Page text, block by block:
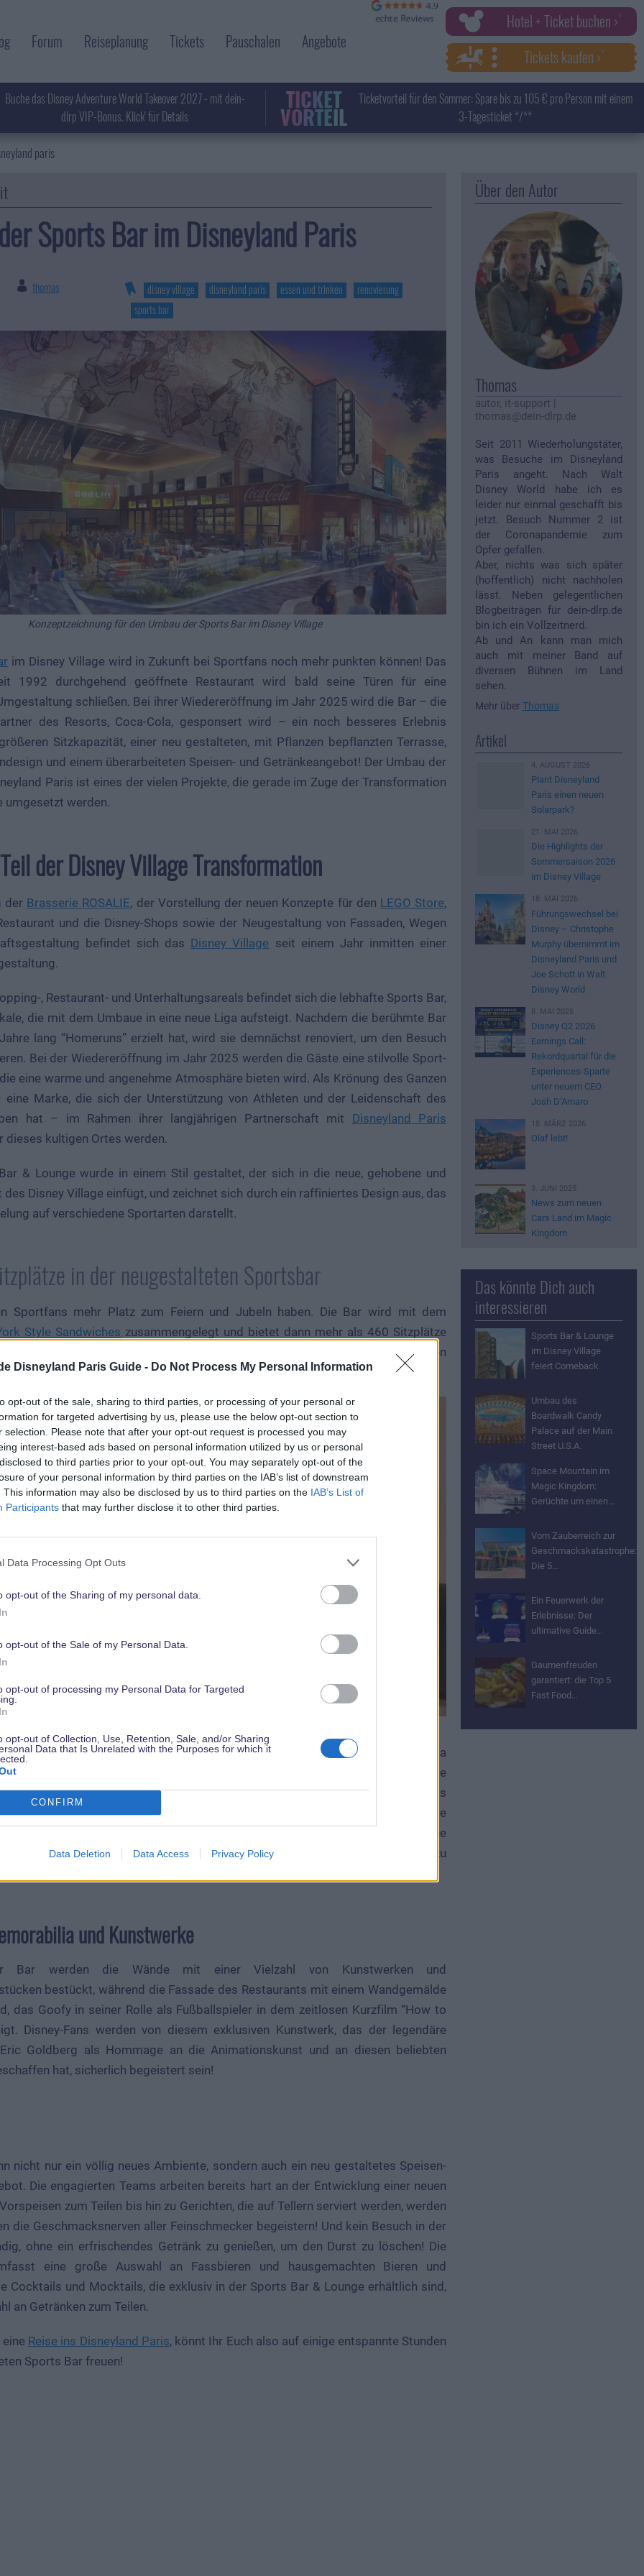
Disneyland Paris Guide - Do Not Process My Personal Information
opt-out of the sale, sharing to third parties, or processing of your personal or
for targeted advertising by us, please use the below opt-out section to
selection. Please note that after your opt-out request is processed you may
interest-based ads based on personal information utilized by us or personal
to third parties prior to your opt-out. You may separately opt-out of the
of your personal information by third parties on the IAB’s list of downstream
This information may also be disclosed by us to third parties on the IAB’s List of
Participants that may further disclose it to other third parties.
Data Processing Opt Outs
opt-out of the Sharing of my personal data.
opt-out of the Sale of my Personal Data.
opt-out of processing my Personal Data for Targeted
opt-out of Collection, Use, Retention, Sale, and/or Sharing
Data that Is Unrelated with the Purposes for which it
CONFIRM
Data Deletion Data Access Privacy Policy
Forum Reiseplanung Tickets Pauschalen Angebote
Hotel + Ticket buchen ›
Tickets kaufen ›
Buche das Disney Adventure World Takeover 2027 - mit dein-
dlrp VIP-Bonus. Klick' für Details
TICKET
VORTEIL
Ticketvorteil für den Sommer: Spare bis zu 105 € pro Person mit einem
3-Tagesticket */**
paris
Sports Bar im Disneyland Paris
thomas disney village disneyland paris essen und trinken
renovierung
sports bar
Konzeptzeichnung für den Umbau der Sports Bar im Disney Village
im Disney Village wird in Zukunft bei Sportfans noch mehr punkten können! Das
1992 durchgehend geöffnete Restaurant wird bald seine Türen für eine
schließen. Bei ihrer Wiedereröffnung im Jahr 2025 wird die Bar – die
des Resorts, Coca-Cola, gesponsert wird – ein noch besseres Erlebnis
Sitzkapazität, einer neu gestalteten, mit Pflanzen bepflanzten Terrasse,
und einem überarbeiteten Speisen- und Getränkeangebot! Der Umbau der
Paris ist eines der vielen Projekte, die gerade im Zuge der Transformation
umgesetzt werden.
der Disney Village Transformation
der Brasserie ROSALIE, der Vorstellung der neuen Konzepte für den LEGO Store,
und die Disney-Shops sowie der Neugestaltung von Fassaden, Wegen
befindet sich das Disney Village seit einem Jahr inmitten einer
, Restaurant- und Unterhaltungsareals befindet sich die lebhafte Sports Bar,
die mit dem Umbaue in eine neue Liga aufsteigt. Nachdem die berühmte Bar
lang “Homeruns” erzielt hat, wird sie demnächst renoviert, um den Besuch
Bei der Wiedereröffnung im Jahr 2025 werden die Gäste eine stilvolle Sport-
eine warme und angenehme Atmosphäre bieten wird. Als Krönung des Ganzen
eine Marke, die sich der Unterstützung von Athleten und der Leidenschaft des
hat – im Rahmen ihrer langjährigen Partnerschaft mit Disneyland Paris
dieses kultigen Ortes werden.
& Lounge wurde in einem Stil gestaltet, der sich in die neue, gehobene und
Disney Village einfügt, und zeichnet sich durch ein raffiniertes Design aus, das
auf verschiedene Sportarten darstellt.
in der neugestalteten Sportsbar
Sportfans mehr Platz zum Feiern und Jubeln haben. Die Bar wird mit dem
Style Sandwiches zusammengelegt und bietet dann mehr als 460 Sitzplätze
sowie daneben auch Stehtische und Bistrostühle, einen Lounge-Bereich und einen
Veranstaltungen reserviert werden kann.
Bar im Disneyland Paris wird sich auch auf den Außenbereich erstrecken, da
in einen mit Pflanzen bepflanzten Innenhof umgewandelt wird, der auf die
Lokals ausgerichtet ist. Wenn die Gäste draußen sitzen, können sie nicht nur das
das durch die transparente Decke dringt, und die großen Sportereignisse
der Großbildleinwand übertragen werden, sondern sie haben durch die moderne
auch die Möglichkeit, die lebhafte Atmosphäre im Inneren der Bar zu
und Kunstwerke
Bar werden die Wände mit einer Vielzahl von Kunstwerken und
bestückt, während die Fassade des Restaurants mit einem Wandgemälde
das Goofy in seiner Rolle als Fußballspieler in dem zeitlosen Kurzfilm “How to
Disney-Fans werden von diesem exklusiven Kunstwerk, das der legendäre
Goldberg als Hommage an die Animationskunst und an diesen beliebten
hat, sicherlich begeistert sein!
nicht nur ein völlig neues Ambiente, sondern auch ein neu gestaltetes Speisen-
Die engagierten Teams arbeiten bereits hart an der Entwicklung einer neuen
zum Teilen bis hin zu Gerichten, die auf Tellern serviert werden, werden
die Geschmacksnerven aller Feinschmecker begeistern! Und kein Besuch in der
ohne ein erfrischendes Getränk zu genießen, um den Durst zu löschen! Die
eine große Auswahl an Fassbieren und hausgemachten Bieren und
Cocktails und Mocktails, die exklusiv in der Sports Bar & Lounge erhältlich sind,
an Getränken zum Teilen.
Reise ins Disneyland Paris, könnt Ihr Euch also auf einige entspannte Stunden
Sports Bar freuen!
Über den Autor
Thomas
autor, it-support
thomas@dein-dlrp.de
Seit 2011 Wiederholungstäter,
was Besuche im Disneyland
Paris angeht. Nach Walt
Disney World habe ich es
leider nur einmal geschafft bis
jetzt. Besuch Nummer 2 ist
der Coronapandemie zum
Opfer gefallen.
Aber, nichts was sich später
(hoffentlich) nicht nachholen
lässt. Neben gelegentlichen
Blogbeiträgen für dein-dlrp.de
bin ich ein Vollzeitnerd.
Ab und An kann man mich
auch mit meiner Band auf
diversen Bühnen im Land
sehen.
Mehr überThomas
Artikel
4. AUGUST 2026
Plant Disneyland
Paris einen neuen
Solarpark?
21. MAI 2026
Die Highlights der
Sommersaison 2026
im Disney Village
18. MAI 2026
Führungswechsel bei
Disney – Christophe
Murphy übernimmt im
Disneyland Paris und
Joe Schott in Walt
Disney World
8. MAI 2026
Disney Q2 2026
Earnings Call:
Rekordquartal für die
Experiences-Sparte
unter neuem CEO
Josh D’Amaro
18. MÄRZ 2026
Olaf lebt!
3. JUNI 2025
News zum neuen
Cars Land im Magic
Kingdom
Das könnte Dich auch
interessieren
Sports Bar & Lounge
im Disney Village
feiert Comeback
Umbau des
Boardwalk Candy
Palace auf der Main
Street U.S.A.
Space Mountain im
Magic Kingdom:
Gerüchte um einen…
Vom Zauberreich zur
Geschmackskatastrophe:
Die 5…
Ein Feuerwerk der
Erlebnisse: Der
ultimative Guide…
Gaumenfreuden
garantiert: die Top 5
Fast Food…